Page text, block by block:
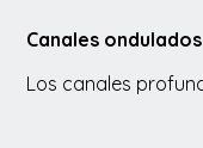
Canales ondulados
Los canales